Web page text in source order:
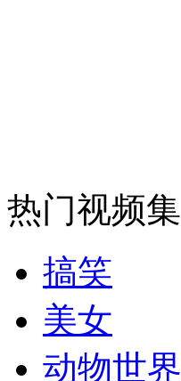
热门视频集
搞笑
美女
动物世界